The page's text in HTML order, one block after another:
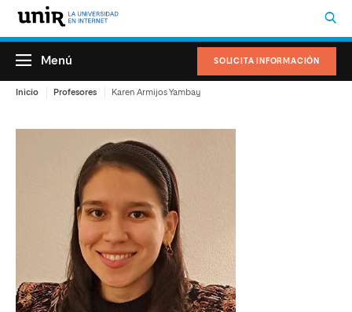
SOLICITA INFORMACIÓN
Menú
Inicio Profesores Karen Armijos Yambay